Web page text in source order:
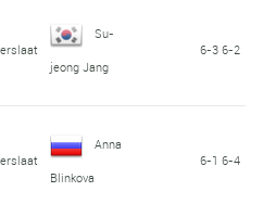
Su-
jeong Jang
6-3 6-2
Anna
Blinkova
6-1 6-4